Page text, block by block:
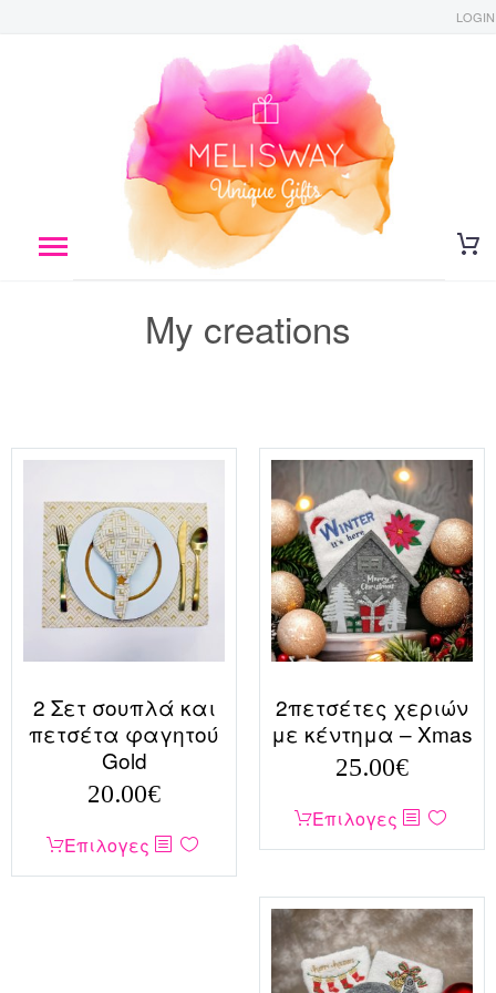
LOGIN
My creations
2 Σετ σουπλά και
πετσέτα φαγητού
Gold
20.00€
Επιλογες
Αυτό
το
2πετσέτες χεριών
με κέντημα – Xmas
25.00€
Επιλογες
Αυτό
το
έχει
πολλαπλές
παραλλαγές.
Οι